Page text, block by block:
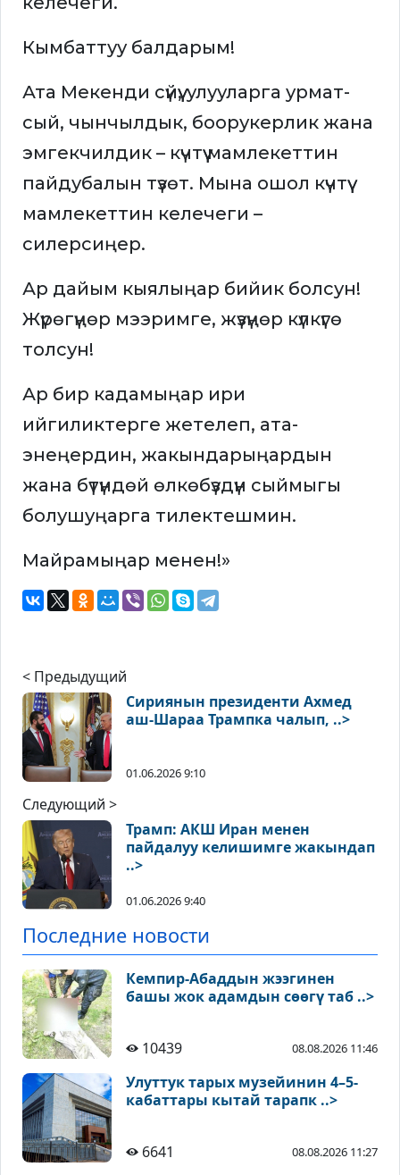
Кымбаттуу балдарым!
Ата Мекенди сүйүү, улууларга урмат-
сый, чынчылдык, боорукерлик жана
эмгекчилдик – күчтүү мамлекеттин
пайдубалын түзөт. Мына ошол күчтүү
мамлекеттин келечеги –
силерсиңер.
Ар дайым кыялыңар бийик болсун!
Жүрөгүңөр мээримге, жүзүңөр күлкүгө
толсун!
Ар бир кадамыңар ири
ийгиликтерге жетелеп, ата-
энеңердин, жакындарыңардын
жана бүтүндөй өлкөбүздүн сыймыгы
болушуңарга тилектешмин.
Майрамыңар менен!»
< Предыдущий
Сириянын президенти Ахмед
аш-Шараа Трампка чалып, ..>
01.06.2026 9:10
Следующий >
Трамп: АКШ Иран менен
пайдалуу келишимге жакындап
..>
01.06.2026 9:40
Последние новости
Кемпир-Абаддын жээгинен
башы жок адамдын сөөгү таб ..>
10439 08.08.2026 11:46
Улуттук тарых музейинин 4–5-
кабаттары кытай тарапк ..>
6641 08.08.2026 11:27